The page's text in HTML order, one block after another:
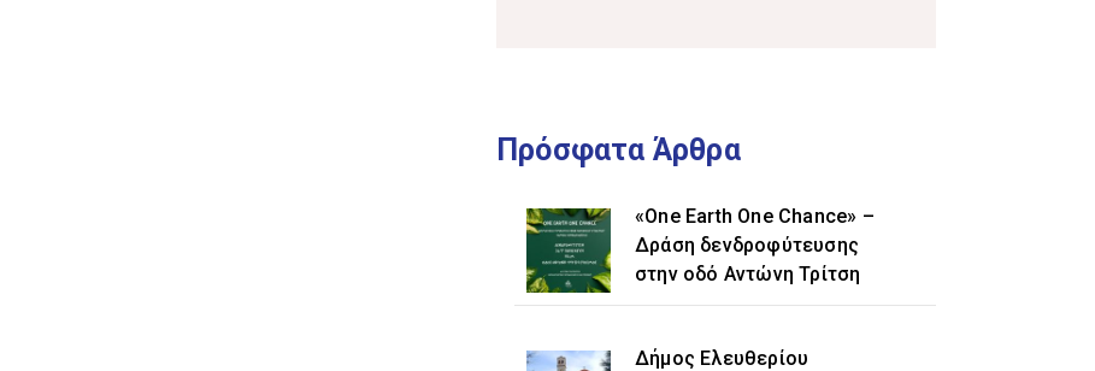
Πρόσφατα Άρθρα
«One Earth One Chance» –
Δράση δενδροφύτευσης
στην οδό Αντώνη Τρίτση
Δήμος Ελευθερίου